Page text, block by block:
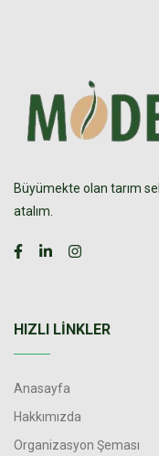
Büyümekte olan tarım
atalım.
HIZLI LINKLER
Anasayfa
Hakkımızda
Organizasyon Şeması